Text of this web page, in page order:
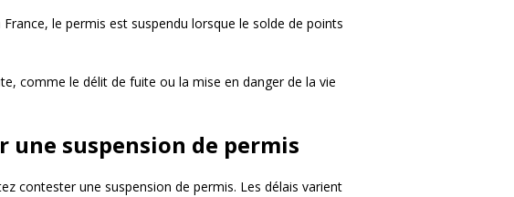
France, le permis est suspendu lorsque le solde de points
comme le délit de fuite ou la mise en danger de la vie
une suspension de permis
contester une suspension de permis. Les délais varient